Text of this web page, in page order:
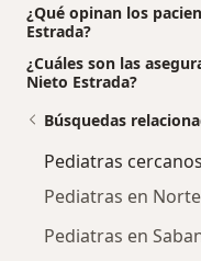
¿Qué opinan los
Estrada?
¿Cuáles son las
Nieto Estrada?
Búsquedas
Pediatras cercanos
Pediatras en
Pediatras en